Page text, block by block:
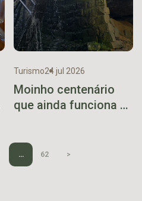
Turismo24 jul 2026
Moinho centenário
que ainda funciona se
Corrêa
… 62